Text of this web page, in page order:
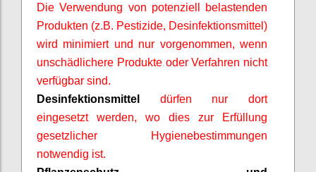
Die Verwendung von potenziell belastenden
Produkten (z.B. Pestizide, Desinfektionsmittel)
wird minimiert und nur vorgenommen, wenn
unschädlichere Produkte oder Verfahren nicht
verfügbar sind.
Desinfektionsmittel
dürfen nur dort
eingesetzt werden, wo dies zur Erfüllung
gesetzlicher Hygienebestimmungen
notwendig ist.